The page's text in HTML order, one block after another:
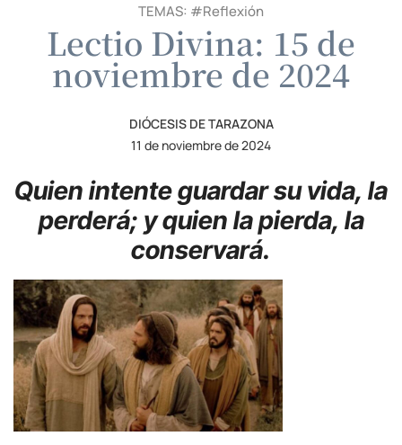
TEMAS: #Reflexión
Lectio Divina: 15 de
noviembre de 2024
DIÓCESIS DE TARAZONA
11 de noviembre de 2024
Quien intente guardar su vida, la
perderá; y quien la pierda, la
conservará.